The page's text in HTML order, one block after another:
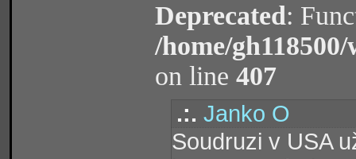
Deprecated:
/home/
on line 407
.:. Janko O
Soudruzi v USA